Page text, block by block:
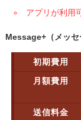
アプリが利用
Message+（メッ
初期費用
月額費用
送信料金